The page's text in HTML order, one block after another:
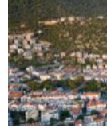
13:59 / 06-08-2026
ნიკა
თვით